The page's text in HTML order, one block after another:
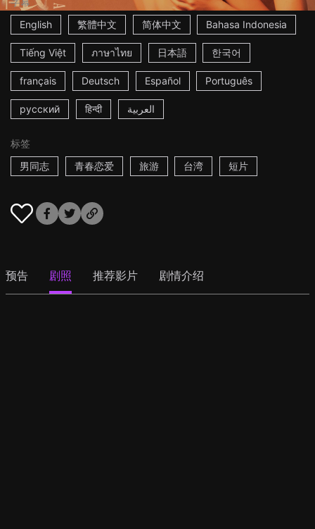
English
繁體中文 简体中文 Bahasa Indonesia
Tiếng Việt ภาษาไทย 日本語 한국어
français Deutsch Español Português
русский हिन्दी العربية
标签
男同志
青春恋爱 旅游 台湾 短片
预告 剧照 推荐影片 剧情介绍